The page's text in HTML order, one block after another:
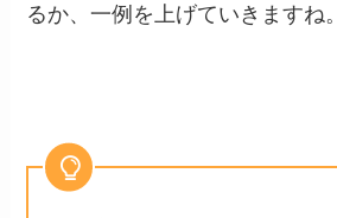
るか、一例を上げていきますね。